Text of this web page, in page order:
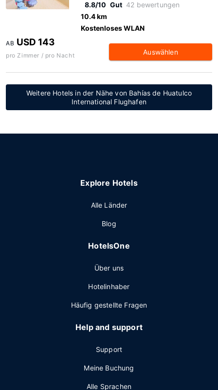
8.8/10 Gut 42 bewertungen
10.4 km
Kostenloses WLAN
AB USD 143
pro Zimmer / pro Nacht Auswählen
Weitere Hotels in der Nähe von Bahías de Huatulco
International Flughafen
Explore Hotels
Alle Länder
Blog
HotelsOne
Über uns
Hotelinhaber
Häufig gestellte Fragen
Help and support
Support
Meine Buchung
Alle Sprachen